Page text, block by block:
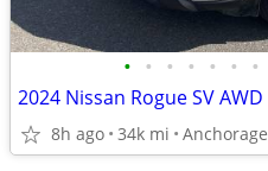
• • • • • • •
2024 Nissan Rogue SV AWD
8h ago 34k mi Anchorage